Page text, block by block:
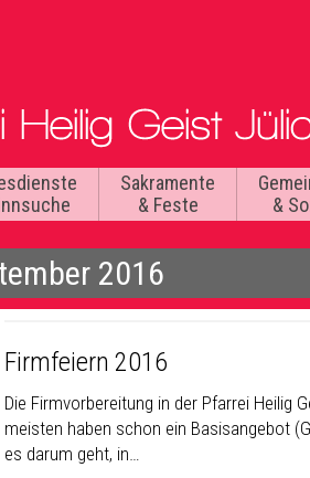
Sakramente
& Feste
&
2016
Firmfeiern 2016
Die Firmvorbereitung in der Pfarrei Heilig
meisten haben schon ein Basisangebot
es darum geht, in…